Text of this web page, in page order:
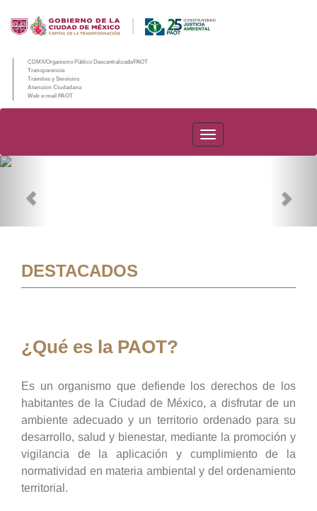
CDMX/Organismo Público Descentralizado/PAOT
Transparencia
Trámites y Servicios
Atención Ciudadana
Web e-mail PAOT
PAOT
DESTACADOS
¿Qué es la PAOT?
Es un organismo que defiende los derechos de los
habitantes de la Ciudad de México, a disfrutar de un
ambiente adecuado y un territorio ordenado para su
desarrollo, salud y bienestar, mediante la promoción y
vigilancia de la aplicación y cumplimiento de la
normatividad en materia ambiental y del ordenamiento
territorial.